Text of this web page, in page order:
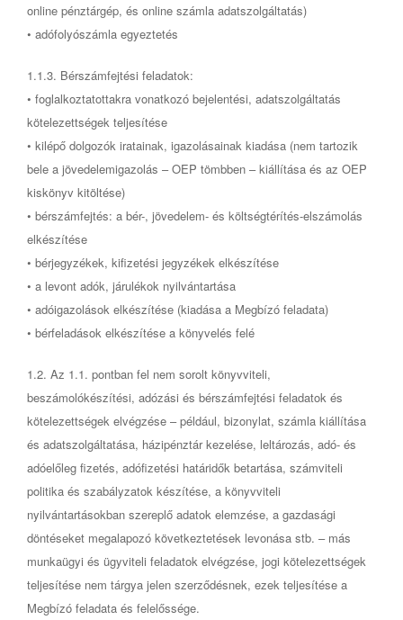
online pénztárgép, és online számla adatszolgáltatás)
• adófolyószámla egyeztetés
1.1.3. Bérszámfejtési feladatok:
• foglalkoztatottakra vonatkozó bejelentési, adatszolgáltatás
kötelezettségek teljesítése
• kilépő dolgozók iratainak, igazolásainak kiadása (nem tartozik
bele a jövedelemigazolás – OEP tömbben – kiállítása és az OEP
kiskönyv kitöltése)
• bérszámfejtés: a bér-, jövedelem- és költségtérítés-elszámolás
elkészítése
• bérjegyzékek, kifizetési jegyzékek elkészítése
• a levont adók, járulékok nyilvántartása
• adóigazolások elkészítése (kiadása a Megbízó feladata)
• bérfeladások elkészítése a könyvelés felé
1.2. Az 1.1. pontban fel nem sorolt könyvviteli,
beszámolókészítési, adózási és bérszámfejtési feladatok és
kötelezettségek elvégzése – például, bizonylat, számla kiállítása
és adatszolgáltatása, házipénztár kezelése, leltározás, adó- és
adóelőleg fizetés, adófizetési határidők betartása, számviteli
politika és szabályzatok készítése, a könyvviteli
nyilvántartásokban szereplő adatok elemzése, a gazdasági
döntéseket megalapozó következtetések levonása stb. – más
munkaügyi és ügyviteli feladatok elvégzése, jogi kötelezettségek
teljesítése nem tárgya jelen szerződésnek, ezek teljesítése a
Megbízó feladata és felelőssége.